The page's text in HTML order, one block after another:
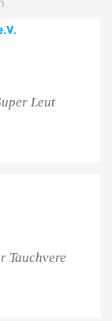
Leut
Tauchvere